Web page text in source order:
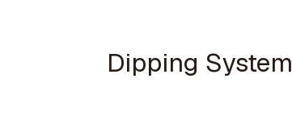
Dipping System